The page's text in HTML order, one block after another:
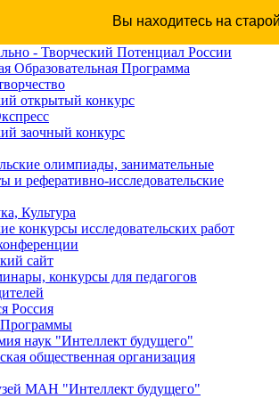
Вы находитесь на
- Творческий Потенциал России
Образовательная Программа
открытый конкурс
заочный конкурс
олимпиады, занимательные
и реферативно-исследовательские
Культура
конкурсы исследовательских работ
сайт
конкурсы для педагогов
Россия
наук "Интеллект будущего"
общественная организация
МАН "Интеллект будущего"